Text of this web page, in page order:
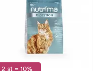
2 st = 10%